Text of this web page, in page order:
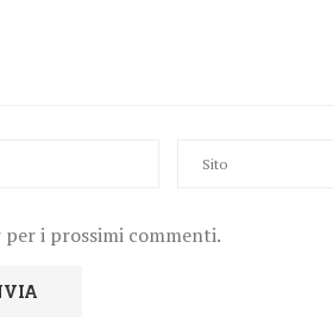
per i prossimi commenti.